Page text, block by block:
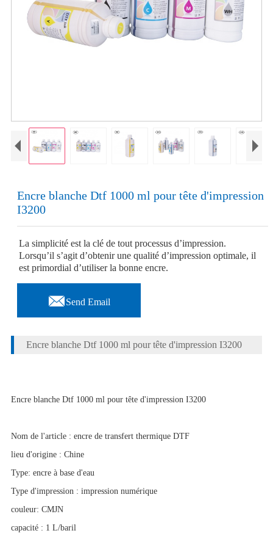
Encre blanche Dtf 1000 ml pour tête d'impression
I3200
La simplicité est la clé de tout processus d’impression.
Lorsqu’il s’agit d’obtenir une qualité d’impression optimale, il
est primordial d’utiliser la bonne encre.
Send Email
Encre blanche Dtf 1000 ml pour tête d'impression I3200
Encre blanche Dtf 1000 ml pour tête d'impression I3200
Nom de l'article : encre de transfert thermique DTF
lieu d'origine : Chine
Type: encre à base d'eau
Type d'impression : impression numérique
couleur: CMJN
capacité : 1 L/baril